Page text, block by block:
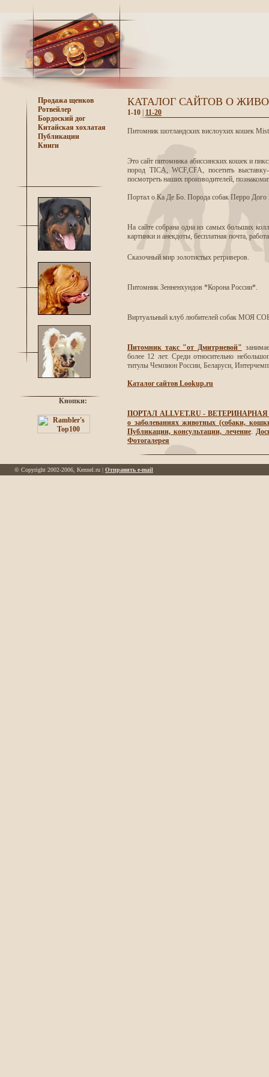
Продажа щенков
Ротвейлер
Бордоский дог
Китайская хохлатая
Публикации
Книги
Кнопки:
КАТАЛОГ САЙТОВ О
1-10 11-20
Питомник шотландских вислоухих кошек
Это сайт питомника абиссинских кошек и
пород TICA, WCF,CFA, посетить
посмотреть наших производителей,
Портал о Ка Де Бо. Порода собак Перро
На сайте собрана одна из самых больших
картинки и анекдоты, бесплатная почта,
Сказочный мир золотистых ретриверов.
Питомник Зенненхундов *Корона России*.
Виртуальный клуб любителей собак МОЯ
Питомник такс "от Дмитриевой"
более 12 лет. Среди относительно
титулы Чемпион России, Беларуси,
Каталог сайтов Lookup.ru
ПОРТАЛ ALLVET.RU - ВЕТЕРИНАРНАЯ
о заболеваниях животных (собаки,
Публикации, консультации, лечение.
Фотогалерея
© Copyright 2002-2006, Kennel.ru | Отправить e-mail